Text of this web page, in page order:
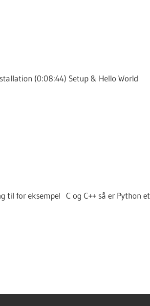
(0:08:44) Setup & Hello World
til for eksempel C og C++ så er Python et